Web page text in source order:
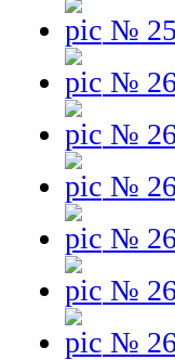
№
№
№
№
№
№
№